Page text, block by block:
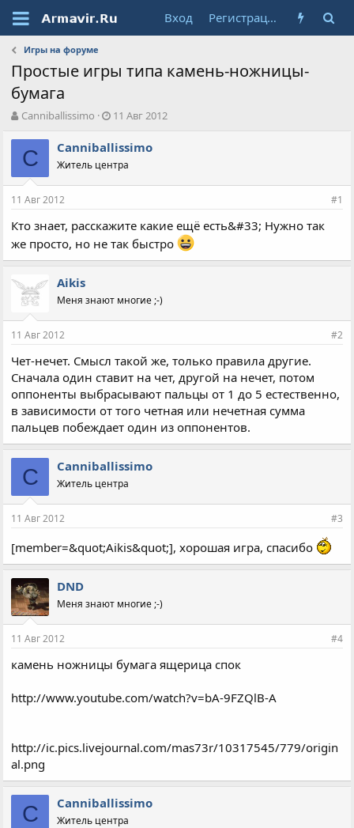
Вход Регистрация
Игры на форуме
Простые игры типа камень-ножницы-
бумага
А
т
о
т
е
ы
Canniballissimo
Д
т
н
а
л
а
11 Авг 2012
C Canniballissimo
Житель центра
11 Авг 2012 #1
Кто знает, расскажите какие ещё есть&#33; Нужно так
же просто, но не так быстро
Aikis
Меня знают многие ;-)
11 Авг 2012 #2
Чет-нечет. Смысл такой же, только правила другие.
Сначала один ставит на чет, другой на нечет, потом
оппоненты выбрасывают пальцы от 1 до 5 естественно,
в зависимости от того четная или нечетная сумма
пальцев побеждает один из оппонентов.
C Canniballissimo
Житель центра
11 Авг 2012 #3
[member=&quot;Aikis&quot;], хорошая игра, спасибо
DND
Меня знают многие ;-)
11 Авг 2012 #4
камень ножницы бумага ящерица спок
http://www.youtube.com/watch?v=bA-9FZQlB-A
http://ic.pics.livejournal.com/mas73r/10317545/779/origin
al.png
C Canniballissimo
Житель центра